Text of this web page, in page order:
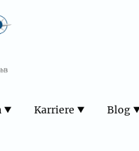
Karriere Blog